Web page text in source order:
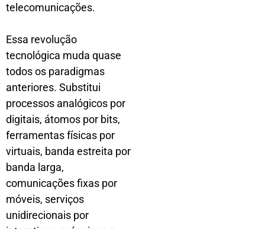
telecomunicações.
Essa revolução
tecnológica muda quase
todos os paradigmas
anteriores. Substitui
processos analógicos por
digitais, átomos por bits,
ferramentas físicas por
virtuais, banda estreita por
banda larga,
comunicações fixas por
móveis, serviços
unidirecionais por